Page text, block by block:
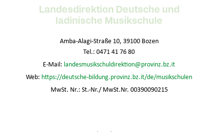
Landesdirektion Deutsche und
ladinische Musikschule
Amba-Alagi-Straße 10, 39100 Bozen
Tel.: 0471 41 76 80
E-Mail: landesmusikschuldirektion@provinz.bz.it
Web: https://deutsche-bildung.provinz.bz.it/de/musikschulen
MwSt. Nr.: St.-Nr./ MwSt.Nr. 00390090215